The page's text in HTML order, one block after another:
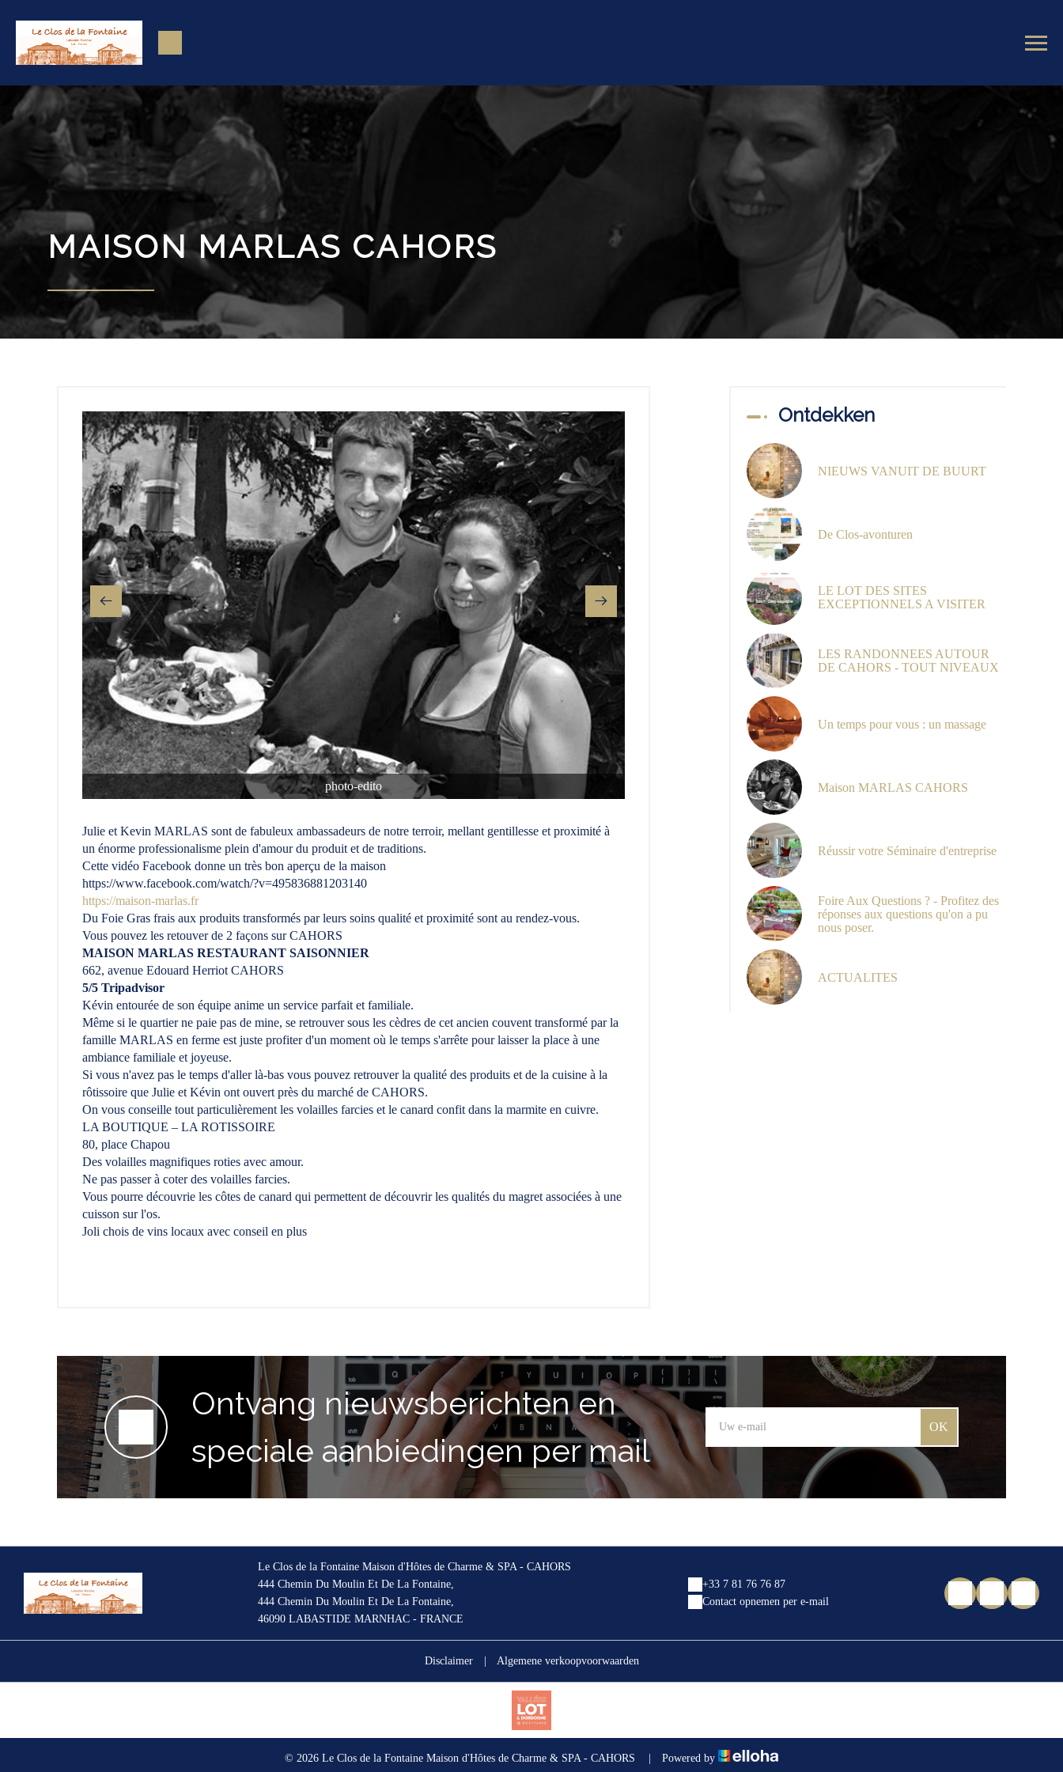
MAISON MARLAS CAHORS
photo-edito L1010290
Julie et Kevin MARLAS sont de fabuleux ambassadeurs de notre terroir, mellant gentillesse et proximité à
un énorme professionalisme plein d'amour du produit et de traditions.
Cette vidéo Facebook donne un très bon aperçu de la maison
https://www.facebook.com/watch/?v=495836881203140
https://maison-marlas.fr
Du Foie Gras frais aux produits transformés par leurs soins qualité et proximité sont au rendez-vous.
Vous pouvez les retouver de 2 façons sur CAHORS
MAISON MARLAS RESTAURANT SAISONNIER
662, avenue Edouard Herriot CAHORS
5/5 Tripadvisor
Kévin entourée de son équipe anime un service parfait et familiale.
Même si le quartier ne paie pas de mine, se retrouver sous les cèdres de cet ancien couvent transformé par la
famille MARLAS en ferme est juste profiter d'un moment où le temps s'arrête pour laisser la place à une
ambiance familiale et joyeuse.
Si vous n'avez pas le temps d'aller là-bas vous pouvez retrouver la qualité des produits et de la cuisine à la
rôtissoire que Julie et Kévin ont ouvert près du marché de CAHORS.
On vous conseille tout particulièrement les volailles farcies et le canard confit dans la marmite en cuivre.
LA BOUTIQUE – LA ROTISSOIRE
80, place Chapou
Des volailles magnifiques roties avec amour.
Ne pas passer à coter des volailles farcies.
Vous pourre découvrie les côtes de canard qui permettent de découvrir les qualités du magret associées à une
cuisson sur l'os.
Joli chois de vins locaux avec conseil en plus
Ontdekken
NIEUWS VANUIT DE BUURT
De Clos-avonturen
LE LOT DES SITES
EXCEPTIONNELS A VISITER
LES RANDONNEES AUTOUR
DE CAHORS - TOUT NIVEAUX
Un temps pour vous : un massage
Maison MARLAS CAHORS
Réussir votre Séminaire d'entreprise
Foire Aux Questions ? - Profitez des
réponses aux questions qu'on a pu
nous poser.
ACTUALITES
Ontvang nieuwsberichten en
speciale aanbiedingen per mail
OK
Le Clos de la Fontaine Maison d'Hôtes de Charme & SPA - CAHORS
444 Chemin Du Moulin Et De La Fontaine,
444 Chemin Du Moulin Et De La Fontaine,
46090 LABASTIDE MARNHAC - FRANCE
+33 7 81 76 76 87
Contact opnemen per e-mail
Disclaimer Algemene verkoopvoorwaarden
© 2026 Le Clos de la Fontaine Maison d'Hôtes de Charme & SPA - CAHORS Powered by